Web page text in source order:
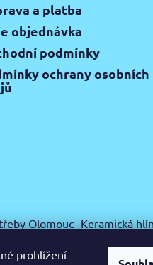
prohlížení
a platba
objednávka
podmínky
ochrany osobních
Olomouc Keramická